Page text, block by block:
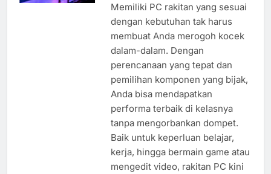
Memiliki PC rakitan yang sesuai
dengan kebutuhan tak harus
membuat Anda merogoh kocek
dalam-dalam. Dengan
perencanaan yang tepat dan
pemilihan komponen yang bijak,
Anda bisa mendapatkan
performa terbaik di kelasnya
tanpa mengorbankan dompet.
Baik untuk keperluan belajar,
kerja, hingga bermain game atau
mengedit video, rakitan PC kini